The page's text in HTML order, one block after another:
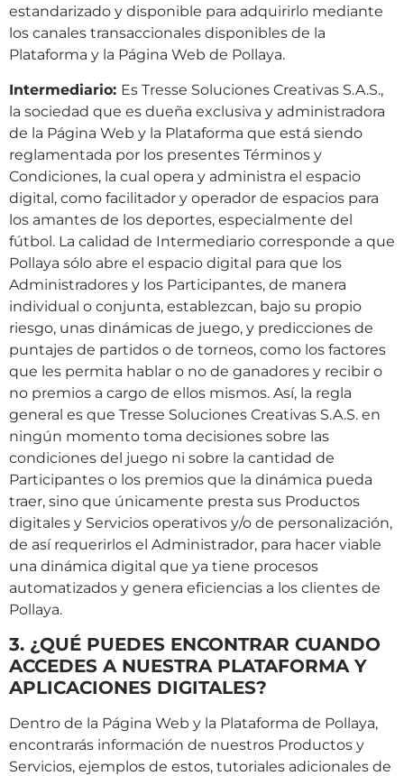
estandarizado y disponible para adquirirlo mediante
los canales transaccionales disponibles de la
Plataforma y la Página Web de Pollaya.
Intermediario: Es Tresse Soluciones Creativas S.A.S.,
la sociedad que es dueña exclusiva y administradora
de la Página Web y la Plataforma que está siendo
reglamentada por los presentes Términos y
Condiciones, la cual opera y administra el espacio
digital, como facilitador y operador de espacios para
los amantes de los deportes, especialmente del
fútbol. La calidad de Intermediario corresponde a que
Pollaya sólo abre el espacio digital para que los
Administradores y los Participantes, de manera
individual o conjunta, establezcan, bajo su propio
riesgo, unas dinámicas de juego, y predicciones de
puntajes de partidos o de torneos, como los factores
que les permita hablar o no de ganadores y recibir o
no premios a cargo de ellos mismos. Así, la regla
general es que Tresse Soluciones Creativas S.A.S. en
ningún momento toma decisiones sobre las
condiciones del juego ni sobre la cantidad de
Participantes o los premios que la dinámica pueda
traer, sino que únicamente presta sus Productos
digitales y Servicios operativos y/o de personalización,
de así requerirlos el Administrador, para hacer viable
una dinámica digital que ya tiene procesos
automatizados y genera eficiencias a los clientes de
Pollaya.
3. ¿QUÉ PUEDES ENCONTRAR CUANDO
ACCEDES A NUESTRA PLATAFORMA Y
APLICACIONES DIGITALES?
Dentro de la Página Web y la Plataforma de Pollaya,
encontrarás información de nuestros Productos y
Servicios, ejemplos de estos, tutoriales adicionales de